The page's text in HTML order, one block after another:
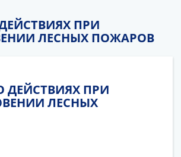
и муниципальный контроль
и общественные обсуждения
ПРИ
ЛЕСНЫХ ПОЖАРОВ
ДЕЙСТВИЯХ ПРИ
ЛЕСНЫХ